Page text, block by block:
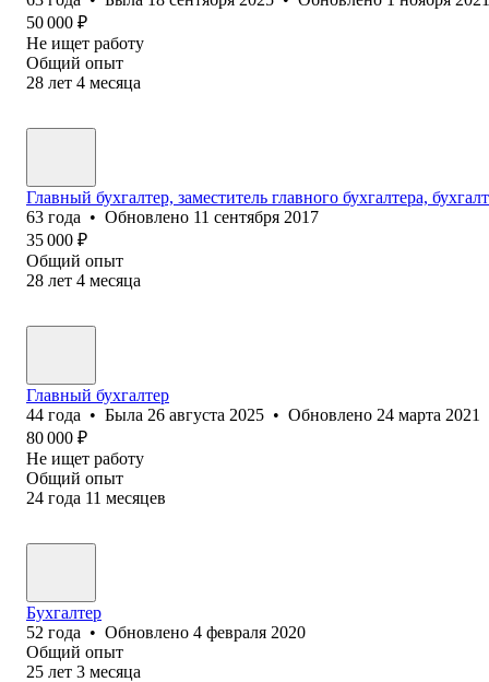
50 000 ₽
Не ищет работу
Общий опыт
28 лет 4 месяца
Главный бухгалтер, заместитель главного бухгалтера,
63 года • Обновлено 11 сентября 2017
35 000 ₽
Общий опыт
28 лет 4 месяца
Главный бухгалтер
44 года • Была 26 августа 2025 • Обновлено 24 марта 2021
80 000 ₽
Не ищет работу
Общий опыт
24 года 11 месяцев
Бухгалтер
52 года • Обновлено 4 февраля 2020
Общий опыт
25 лет 3 месяца